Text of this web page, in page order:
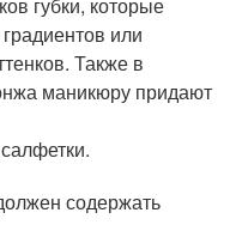
или
Также в
маникюру придают
содержать